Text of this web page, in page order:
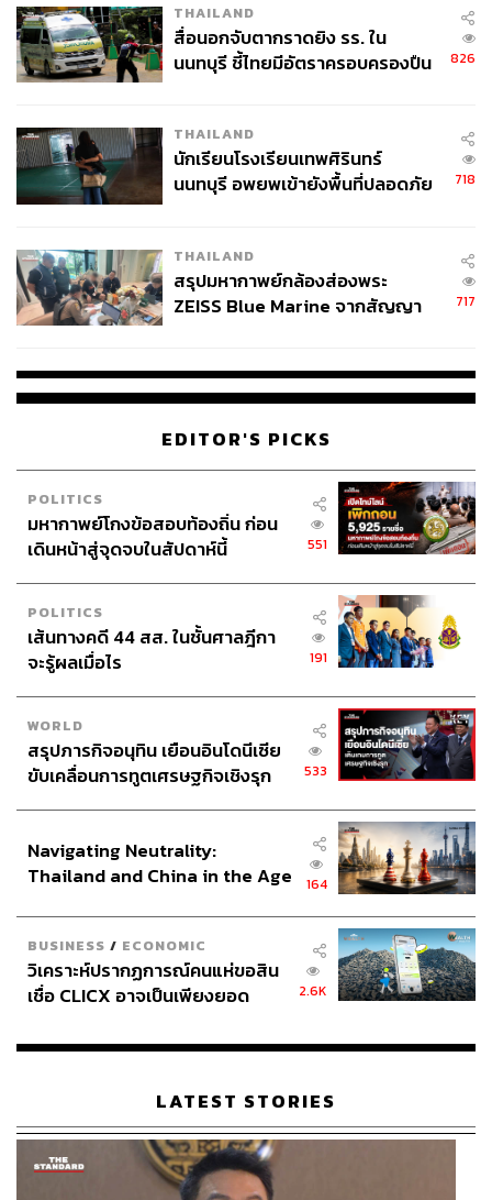
THAILAND
สื่อนอกจับตากราดยิง รร. ใน
นนทบุรี ชี้ไทยมีอัตราครอบครองปืน
826
THAILAND
นักเรียนโรงเรียนเทพศิรินทร์
นนทบุรี อพยพเข้ายังพื้นที่ปลอดภัย
718
THAILAND
สรุปมหากาพย์กล้องส่องพระ
ZEISS Blue Marine จากสัญญา
จ่ายหนี้-แอบระบุแบรนด์
717
EDITOR'S PICKS
POLITICS
มหากาพย์โกงข้อสอบท้องถิ่น ก่อน
เดินหน้าสู่จุดจบในสัปดาห์นี้
551
POLITICS
เส้นทางคดี 44 สส. ในชั้นศาลฎีกา
จะรู้ผลเมื่อไร
191
WORLD
สรุปภารกิจอนุทิน เยือนอินโดนีเซีย
ขับเคลื่อนการทูตเศรษฐกิจเชิงรุก
533
Navigating Neutrality:
Thailand and China in the Age
164
BUSINESS / ECONOMIC
วิเคราะห์ปรากฏการณ์คนแห่ขอสิน
เชื่อ CLICX อาจเป็นเพียงยอด
เรือนไทยที่ถูกซุกไว้
2.6K
LATEST STORIES